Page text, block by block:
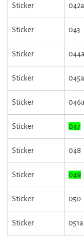
Sticker
Sticker 043
Sticker
Sticker
Sticker
Sticker 047
Sticker 048
Sticker 049
Sticker 050
Sticker